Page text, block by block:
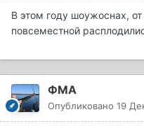
В этом году шоужоснах,
повсеместной
ФМА
Опубликовано 19